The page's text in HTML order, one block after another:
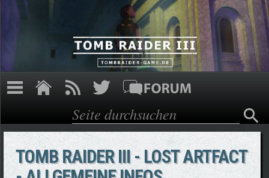
Direkt zum Inhalt
Suchformular
Suche
TOMB RAIDER III - LOST ARTFACT